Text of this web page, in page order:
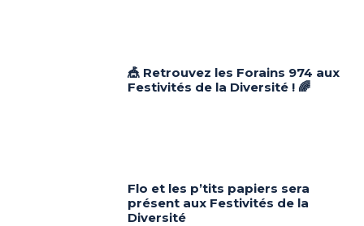
🎪 Retrouvez les Forains 974 aux
Festivités de la Diversité ! 🌈
Flo et les p’tits papiers sera
présent aux Festivités de la
Diversité